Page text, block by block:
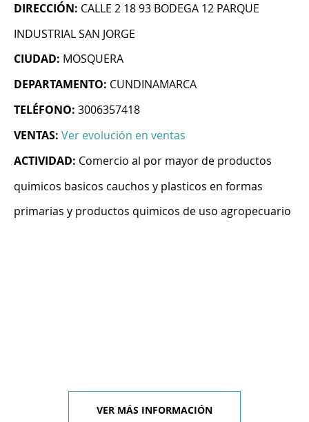
DIRECCIÓN: CALLE 2 18 93 BODEGA 12 PARQUE
INDUSTRIAL SAN JORGE
CIUDAD: MOSQUERA
DEPARTAMENTO: CUNDINAMARCA
TELÉFONO: 3006357418
VENTAS: Ver evolución en ventas
ACTIVIDAD: Comercio al por mayor de productos
quimicos basicos cauchos y plasticos en formas
primarias y productos quimicos de uso agropecuario
VER MÁS INFORMACIÓN